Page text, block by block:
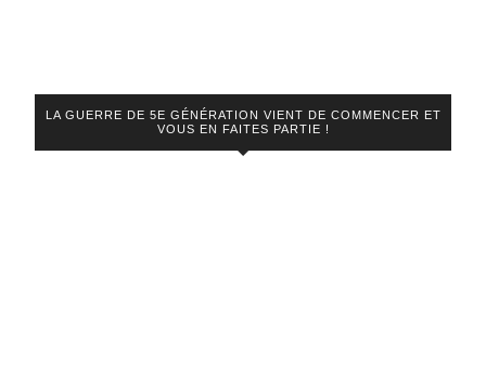
LA GUERRE DE 5E GÉNÉRATION VIENT DE COMMENCER ET
VOUS EN FAITES PARTIE !